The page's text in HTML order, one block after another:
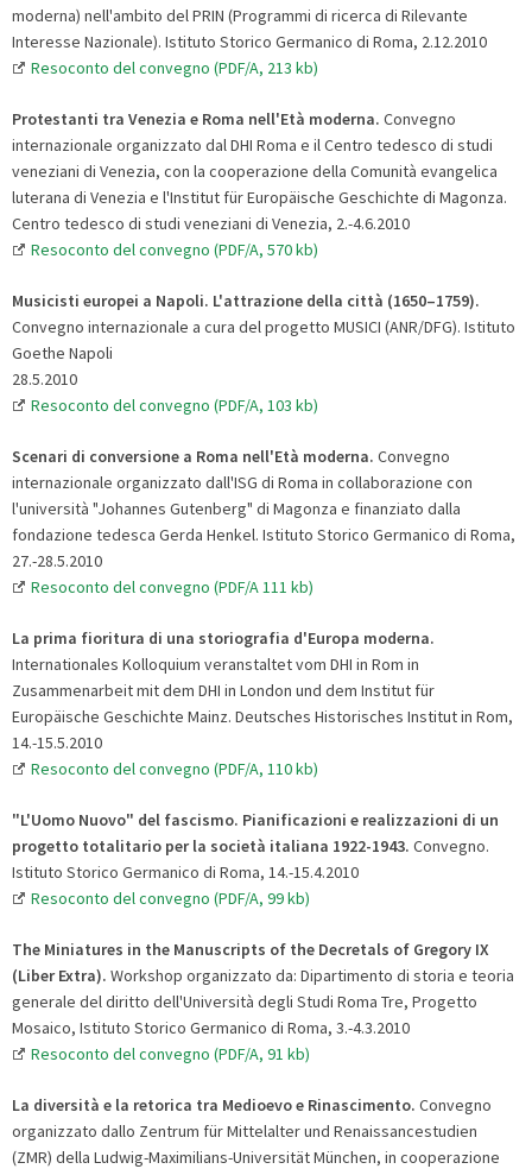
moderna) nell'ambito del PRIN (Programmi di ricerca di Rilevante
Interesse Nazionale). Istituto Storico Germanico di Roma, 2.12.2010
Resoconto del convegno (PDF/A, 213 kb)
Protestanti tra Venezia e Roma nell'Età moderna. Convegno
internazionale organizzato dal DHI Roma e il Centro tedesco di studi
veneziani di Venezia, con la cooperazione della Comunità evangelica
luterana di Venezia e l'Institut für Europäische Geschichte di Magonza.
Centro tedesco di studi veneziani di Venezia, 2.-4.6.2010
Resoconto del convegno (PDF/A, 570 kb)
Musicisti europei a Napoli. L'attrazione della città (1650–1759).
Convegno internazionale a cura del progetto MUSICI (ANR/DFG). Istituto
Goethe Napoli
28.5.2010
Resoconto del convegno (PDF/A, 103 kb)
Scenari di conversione a Roma nell'Età moderna. Convegno
internazionale organizzato dall'ISG di Roma in collaborazione con
l'università "Johannes Gutenberg" di Magonza e finanziato dalla
fondazione tedesca Gerda Henkel. Istituto Storico Germanico di Roma,
27.-28.5.2010
Resoconto del convegno (PDF/A 111 kb)
La prima fioritura di una storiografia d'Europa moderna.
Internationales Kolloquium veranstaltet vom DHI in Rom in
Zusammenarbeit mit dem DHI in London und dem Institut für
Europäische Geschichte Mainz. Deutsches Historisches Institut in Rom,
14.-15.5.2010
Resoconto del convegno (PDF/A, 110 kb)
"L'Uomo Nuovo" del fascismo. Pianificazioni e realizzazioni di un
progetto totalitario per la società italiana 1922-1943. Convegno.
Istituto Storico Germanico di Roma, 14.-15.4.2010
Resoconto del convegno (PDF/A, 99 kb)
The Miniatures in the Manuscripts of the Decretals of Gregory IX
(Liber Extra). Workshop organizzato da: Dipartimento di storia e teoria
generale del diritto dell'Università degli Studi Roma Tre, Progetto
Mosaico, Istituto Storico Germanico di Roma, 3.-4.3.2010
Resoconto del convegno (PDF/A, 91 kb)
La diversità e la retorica tra Medioevo e Rinascimento. Convegno
organizzato dallo Zentrum für Mittelalter und Renaissancestudien
(ZMR) della Ludwig-Maximilians-Universität München, in cooperazione